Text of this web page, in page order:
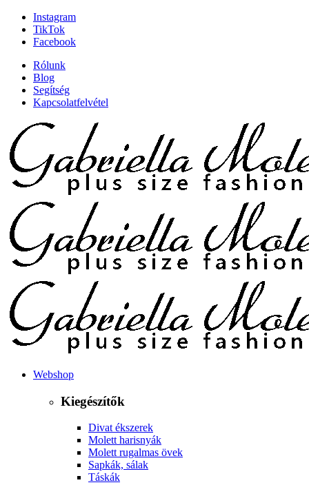
Instagram
TikTok
Facebook
Rólunk
Blog
Segítség
Kapcsolatfelvétel
Webshop
Kiegészítők
Divat ékszerek
Molett harisnyák
Molett rugalmas övek
Sapkák, sálak
Táskák